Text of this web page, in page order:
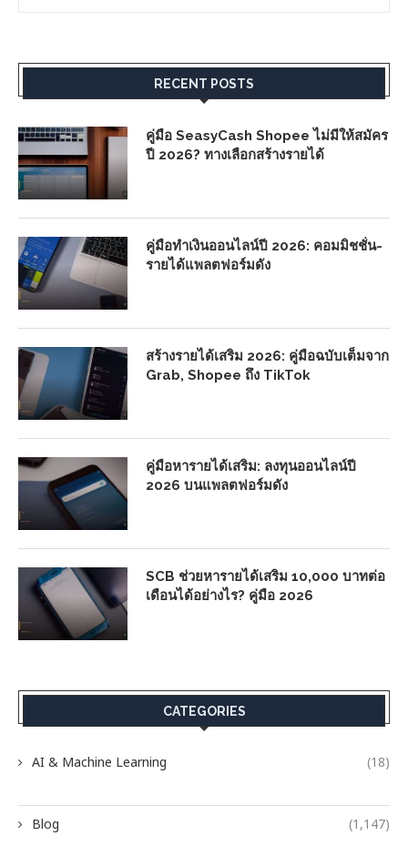
RECENT POSTS
คู่มือ SeasyCash Shopee ไม่มีให้สมัคร
ปี 2026? ทางเลือกสร้างรายได้
คู่มือทำเงินออนไลน์ปี 2026: คอมมิชชั่น-
รายได้แพลตฟอร์มดัง
สร้างรายได้เสริม 2026: คู่มือฉบับเต็มจาก
Grab, Shopee ถึง TikTok
คู่มือหารายได้เสริม: ลงทุนออนไลน์ปี
2026 บนแพลตฟอร์มดัง
SCB ช่วยหารายได้เสริม 10,000 บาทต่อ
เดือนได้อย่างไร? คู่มือ 2026
CATEGORIES
AI & Machine Learning (18)
Blog (1,147)